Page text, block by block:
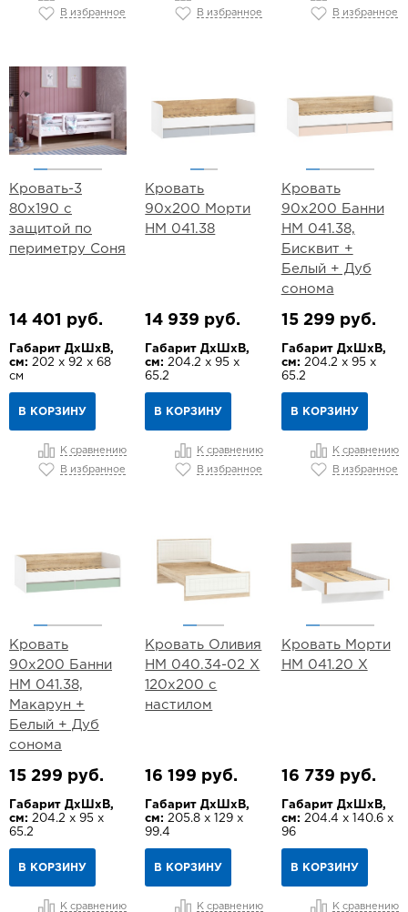
В избранное В избранное В избранное
Кровать-3
80х190 с
защитой по
периметру Соня
14 401 руб.
Габарит ДхШхВ,
см: 202 х 92 х 68
см
В КОРЗИНУ
К сравнению
В избранное
Кровать
90х200 Морти
НМ 041.38
14 939 руб.
Габарит ДхШхВ,
см: 204.2 х 95 х
65.2
В КОРЗИНУ
К сравнению
В избранное
Кровать
90х200 Банни
НМ 041.38,
Бисквит +
Белый + Дуб
сонома
15 299 руб.
Габарит ДхШхВ,
см: 204.2 х 95 х
65.2
В КОРЗИНУ
К сравнению
В избранное
Кровать
90х200 Банни
НМ 041.38,
Макарун +
Белый + Дуб
сонома
15 299 руб.
Габарит ДхШхВ,
см: 204.2 х 95 х
65.2
В КОРЗИНУ
К сравнению
Кровать Оливия
НМ 040.34-02 Х
120х200 с
настилом
16 199 руб.
Габарит ДхШхВ,
см: 205.8 х 129 х
99.4
В КОРЗИНУ
К сравнению
Кровать Морти
НМ 041.20 Х
16 739 руб.
Габарит ДхШхВ,
см: 204.4 х 140.6 х
96
В КОРЗИНУ
К сравнению